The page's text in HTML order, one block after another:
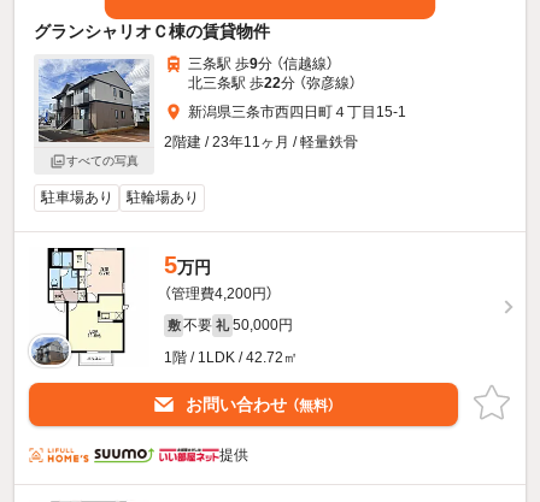
グランシャリオＣ棟の賃貸物件
すべての写真
三条駅 歩9分 （信越線）
北三条駅 歩22分 （弥彦線）
新潟県三条市西四日町４丁目15-1
2階建 / 23年11ヶ月 / 軽量鉄骨
駐車場あり 駐輪場あり
5万円
（管理費4,200円）
敷 不要 礼 50,000円
1階 / 1LDK / 42.72㎡
お問い合わせ （無料）
提供